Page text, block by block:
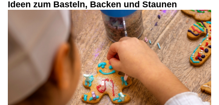
Ideen zum Basteln, Backen und Staunen